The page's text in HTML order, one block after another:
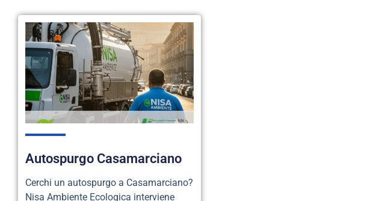
Autospurgo Casamarciano
Cerchi un autospurgo a Casamarciano?
Nisa Ambiente Ecologica interviene